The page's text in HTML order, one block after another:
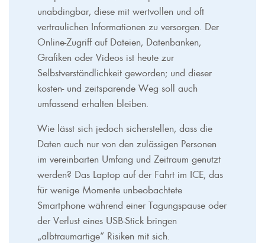
unabdingbar, diese mit wertvollen und oft
vertraulichen Informationen zu versorgen. Der
Online-Zugriff auf Dateien, Datenbanken,
Grafiken oder Videos ist heute zur
Selbstverständlichkeit geworden; und dieser
kosten- und zeitsparende Weg soll auch
umfassend erhalten bleiben.
Wie lässt sich jedoch sicherstellen, dass die
Daten auch nur von den zulässigen Personen
im vereinbarten Umfang und Zeitraum genutzt
werden? Das Laptop auf der Fahrt im ICE, das
für wenige Momente unbeobachtete
Smartphone während einer Tagungspause oder
der Verlust eines USB-Stick bringen
„albtraumartige“ Risiken mit sich.